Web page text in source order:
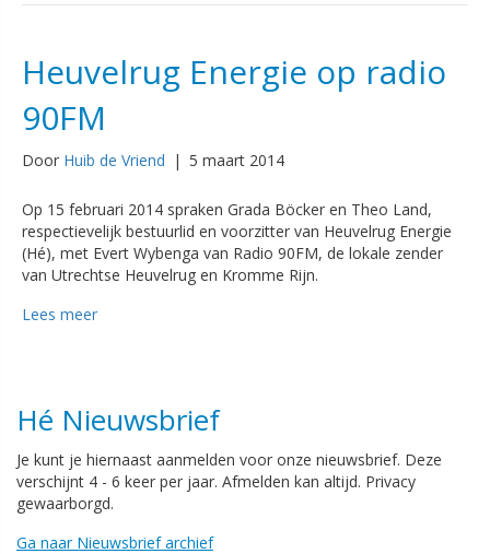
Heuvelrug Energie op radio
90FM
Door Huib de Vriend | 5 maart 2014
Op 15 februari 2014 spraken Grada Böcker en Theo Land,
respectievelijk bestuurlid en voorzitter van Heuvelrug Energie
(Hé), met Evert Wybenga van Radio 90FM, de lokale zender
van Utrechtse Heuvelrug en Kromme Rijn.
Lees meer
Hé Nieuwsbrief
Je kunt je hiernaast aanmelden voor onze nieuwsbrief. Deze
verschijnt 4 - 6 keer per jaar. Afmelden kan altijd. Privacy
gewaarborgd.
Ga naar Nieuwsbrief archief